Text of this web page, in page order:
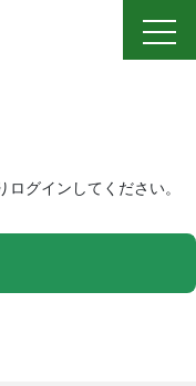
グインしてください。